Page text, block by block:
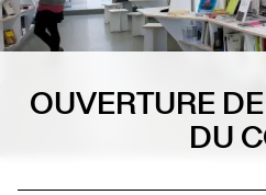
Publications
About
FR/EN
OUVERTURE
DU